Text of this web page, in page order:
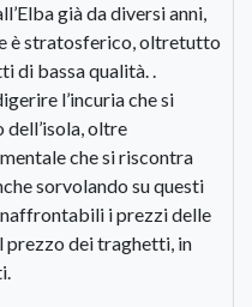
già da diversi anni,
è stratosferico, oltretutto
di bassa qualità. .
l’incuria che si
dell’isola, oltre
che si riscontra
sorvolando su questi
i prezzi delle
dei traghetti, in